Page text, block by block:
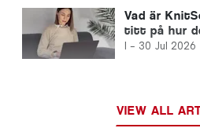
Vad är
titt på hur
I - 30 Jul 2026
VIEW ALL